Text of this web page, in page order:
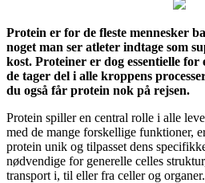
Protein er for de fleste mennesker
noget man ser atleter indtage som
kost. Proteiner er dog essentielle
de tager del i alle kroppens
du også får protein nok på rejsen.
Protein spiller en central rolle i alle
med de mange forskellige funktioner,
protein unik og tilpasset dens
nødvendige for generelle celles
transport i, til eller fra celler og organer.